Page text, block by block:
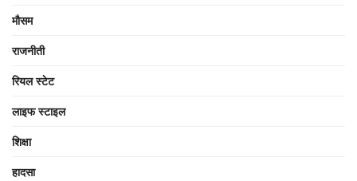
मौसम
राजनीती
रियल स्टेट
लाइफ स्टाइल
शिक्षा
हादसा